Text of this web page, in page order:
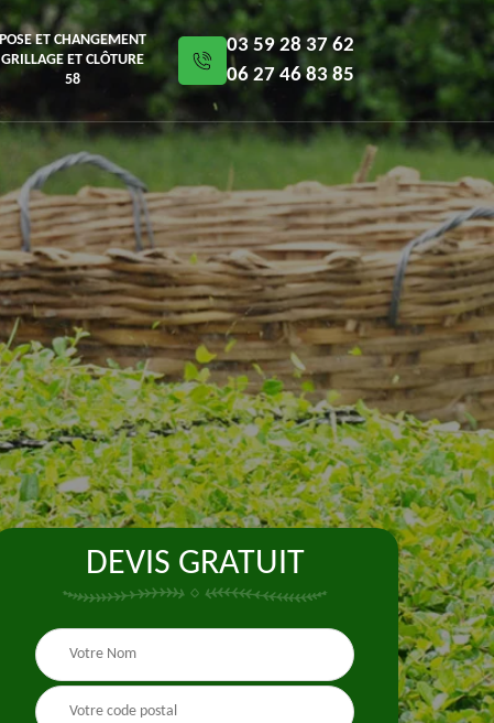
POSE ET CHANGEMENT
GRILLAGE ET CLÔTURE
58
03 59 28 37 62
06 27 46 83 85
DEVIS GRATUIT